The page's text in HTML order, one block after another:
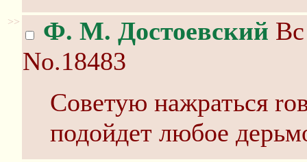
>> Ф. М. Достоевский
No.18483
Советую нажраться
подойдет любое